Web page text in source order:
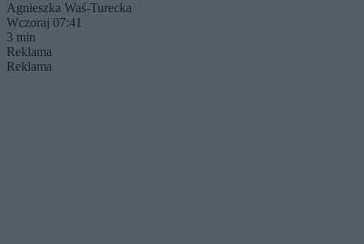
Agnieszka Waś-Turecka
Wczoraj 07:41
3 min
Reklama
Reklama